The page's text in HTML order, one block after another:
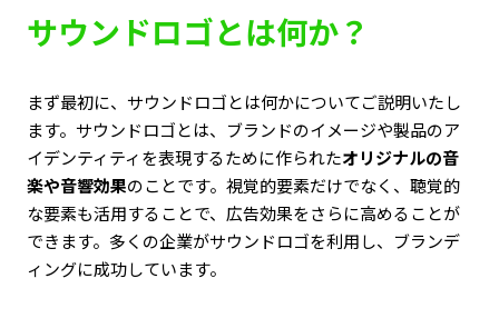
サウンドロゴとは何か？
まず最初に、サウンドロゴとは何かについてご説明いたし
ます。サウンドロゴとは、ブランドのイメージや製品のア
イデンティティを表現するために作られたオリジナルの音
楽や音響効果のことです。視覚的要素だけでなく、聴覚的
な要素も活用することで、広告効果をさらに高めることが
できます。多くの企業がサウンドロゴを利用し、ブランデ
ィングに成功しています。